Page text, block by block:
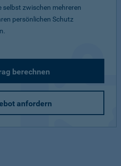
selbst zwischen mehreren
persönlichen Schutz
berechnen
anfordern